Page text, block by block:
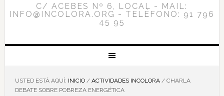
C/ ACEBES Nº 6, LOCAL - MAIL:
INFO@INCOLORA.ORG - TELÉFONO: 91 796
45 95
USTED ESTÁ AQUÍ: INICIO / ACTIVIDADES INCOLORA /CHARLA
DEBATE SOBRE POBREZA ENERGÉTICA